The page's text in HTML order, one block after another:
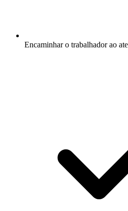
Encaminhar o trabalhador ao